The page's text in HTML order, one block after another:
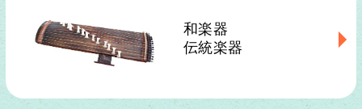
和楽器
伝統楽器